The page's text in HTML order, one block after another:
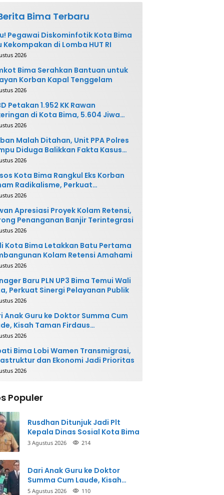
Bima Terbaru
Pegawai Diskominfotik Kota Bima
Kekompakan di Lomba HUT RI
2026
Bima Serahkan Bantuan untuk
Korban Kapal Tenggelam
2026
Petakan 1.952 KK Rawan
di Kota Bima, 5.604 Jiwa
Terdampak
2026
Malah Ditahan, Unit PPA Polres
Diduga Balikkan Fakta Kasus
2026
Kota Bima Rangkul Eks Korban
Radikalisme, Perkuat
Sosial
2026
Apresiasi Proyek Kolam Retensi,
Penanganan Banjir Terintegrasi
2026
Kota Bima Letakkan Batu Pertama
Kolam Retensi Amahami
2026
Baru PLN UP3 Bima Temui Wali
Perkuat Sinergi Pelayanan Publik
2026
Anak Guru ke Doktor Summa Cum
Kisah Taman Firdaus
2026
Bima Lobi Wamen Transmigrasi,
dan Ekonomi Jadi Prioritas
2026
Populer
Rusdhan Ditunjuk Jadi Plt
Kepala Dinas Sosial Kota Bima
3 Agustus 2026 214
Dari Anak Guru ke Doktor
Summa Cum Laude, Kisah
Taman Firdaus Menginspirasi
5 Agustus 2026 110